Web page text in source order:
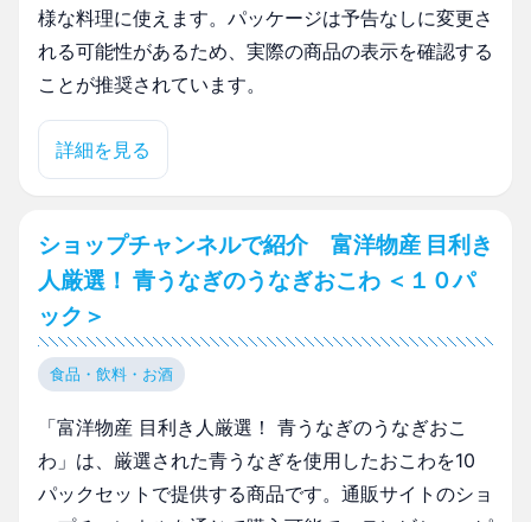
様な料理に使えます。パッケージは予告なしに変更さ
れる可能性があるため、実際の商品の表示を確認する
ことが推奨されています。
詳細を見る
ショップチャンネルで紹介 富洋物産 目利き
人厳選！ 青うなぎのうなぎおこわ ＜１０パ
ック＞
食品・飲料・お酒
「富洋物産 目利き人厳選！ 青うなぎのうなぎおこ
わ」は、厳選された青うなぎを使用したおこわを10
パックセットで提供する商品です。通販サイトのショ